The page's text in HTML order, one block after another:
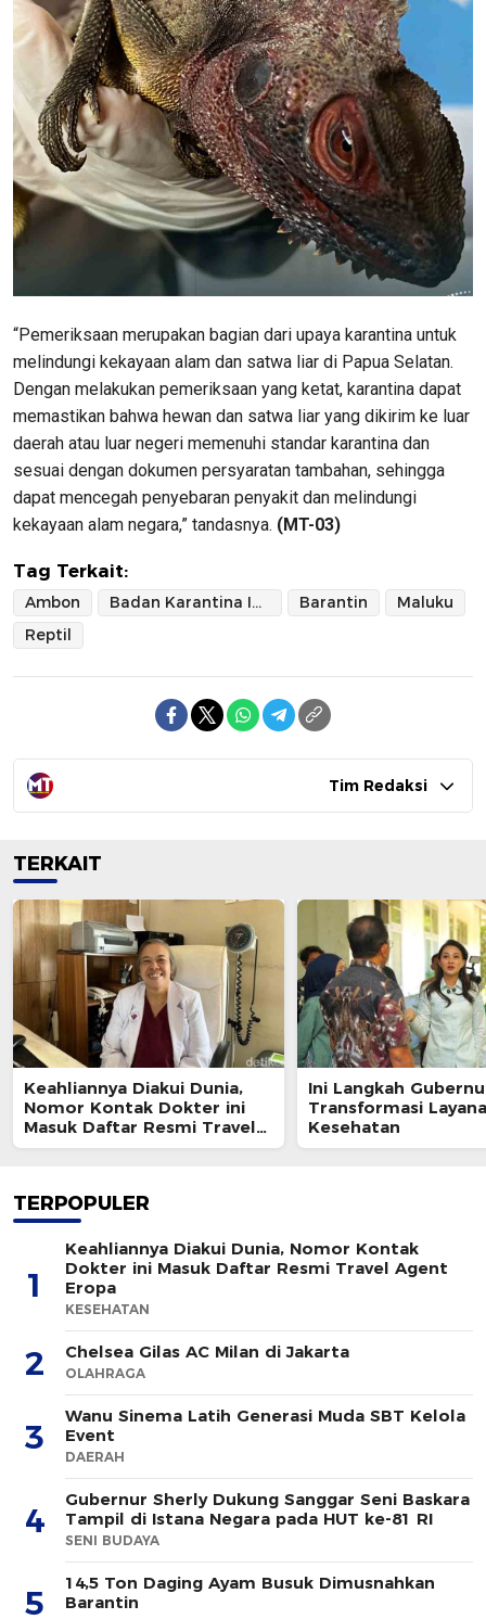
“Pemeriksaan merupakan bagian dari upaya karantina untuk
melindungi kekayaan alam dan satwa liar di Papua Selatan.
Dengan melakukan pemeriksaan yang ketat, karantina dapat
memastikan bahwa hewan dan satwa liar yang dikirim ke luar
daerah atau luar negeri memenuhi standar karantina dan
sesuai dengan dokumen persyaratan tambahan, sehingga
dapat mencegah penyebaran penyakit dan melindungi
kekayaan alam negara,” tandasnya. (MT-03)
Tag Terkait:
Ambon Badan Karantina Indonesia Barantin
Maluku
Reptil
Tim Redaksi
TERKAIT
Keahliannya Diakui Dunia,
Nomor Kontak Dokter ini
Masuk Daftar Resmi Travel
Agent Eropa
Ini Langkah
Transformasi
Kesehatan
TERPOPULER
1
Keahliannya Diakui Dunia, Nomor Kontak
Dokter ini Masuk Daftar Resmi Travel Agent
Eropa
KESEHATAN
2 Chelsea Gilas AC Milan di Jakarta
OLAHRAGA
3
Wanu Sinema Latih Generasi Muda SBT Kelola
Event
DAERAH
4
Gubernur Sherly Dukung Sanggar Seni Baskara
Tampil di Istana Negara pada HUT ke-81 RI
SENI BUDAYA
5
14,5 Ton Daging Ayam Busuk Dimusnahkan
Barantin